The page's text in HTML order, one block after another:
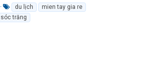
ừ
k
du lịch
mien tay gia re
sóc trăng